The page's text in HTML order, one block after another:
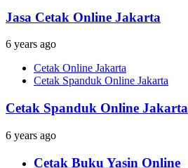
Jasa Cetak Online Jakarta
6 years ago
Cetak Online Jakarta
Cetak Spanduk Online Jakarta
Cetak Spanduk Online Jakarta
6 years ago
Cetak Buku Yasin Online